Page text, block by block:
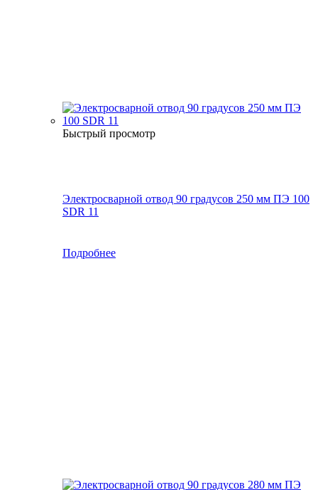
Быстрый просмотр
Электросварной отвод 90 градусов 250 мм ПЭ 100
SDR 11
Подробнее